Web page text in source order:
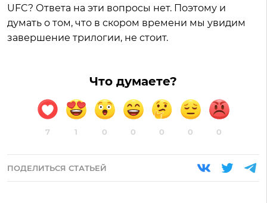
UFC? Ответа на эти вопросы нет. Поэтому и
думать о том, что в скором времени мы увидим
завершение трилогии, не стоит.
Что думаете?
7 1 0 0 0 0 0
ПОДЕЛИТЬСЯ СТАТЬЕЙ